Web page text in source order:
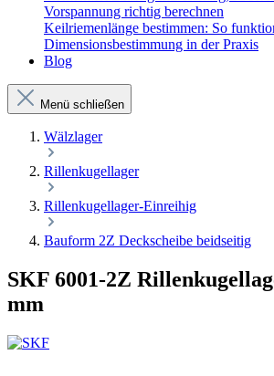
Vorspannung richtig berechnen
Keilriemenlänge bestimmen: So
Dimensionsbestimmung in der Praxis
Blog
Menü schließen
Wälzlager
Rillenkugellager
Rillenkugellager-Einreihig
Bauform 2Z Deckscheibe beidseitig
SKF 6001-2Z
mm